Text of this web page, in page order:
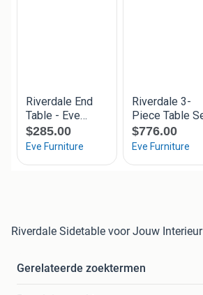
Riverdale Sidetable voor Jouw Interieur
Gerelateerde zoektermen